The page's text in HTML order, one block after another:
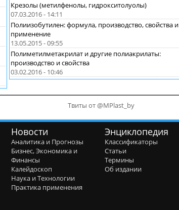
Крезолы (метилфенолы, гидрокситолуолы)
07.03.2016 - 14:11
Полиизобутилен: формула, производство, свойства и
применение
13.05.2015 - 09:55
Полиметилметакрилат и другие полиакрилаты:
производство и свойства
03.02.2016 - 10:46
Твиты от @MPlast_by
Новости
Аналитика и Прогнозы
Бизнес, Экономика и
Финансы
Калейдоскоп
Наука и Технологии
Практика применения
Энциклопедия
Классификаторы
Статьи
Термины
Об издании